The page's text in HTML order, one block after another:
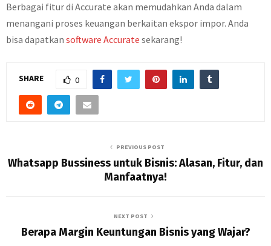
Berbagai fitur di Accurate akan memudahkan Anda dalam
menangani proses keuangan berkaitan ekspor impor. Anda
bisa dapatkan software Accurate sekarang!
SHARE 0
PREVIOUS POST
Whatsapp Bussiness untuk Bisnis: Alasan, Fitur, dan
Manfaatnya!
NEXT POST
Berapa Margin Keuntungan Bisnis yang Wajar?